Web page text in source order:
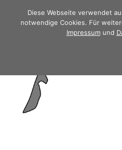
Diese Webseite verwendet
notwendige Cookies. Für
Impressumund